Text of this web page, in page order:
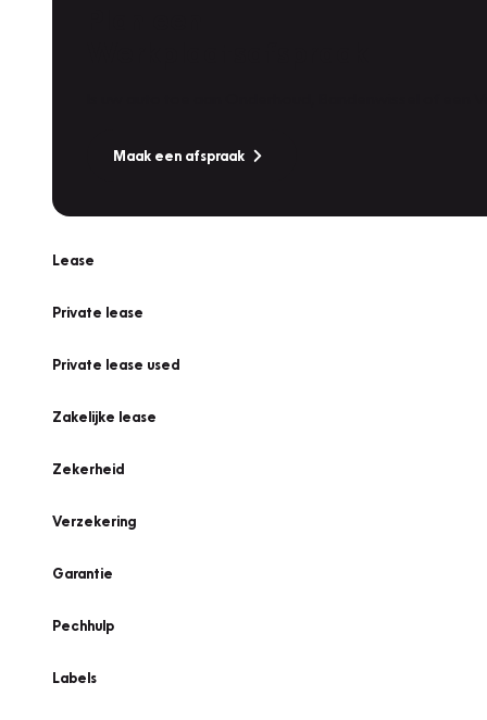
Maak een afspraak
Lease
Private lease
Private lease used
Zakelijke lease
Zekerheid
Verzekering
Garantie
Pechhulp
Labels